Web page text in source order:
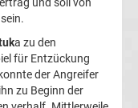
a zu den
für Entzückung
der Angreifer
zu Beginn der